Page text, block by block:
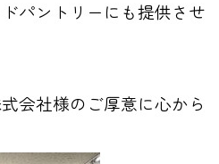
パントリーにも提供させ
会社様のご厚意に心から